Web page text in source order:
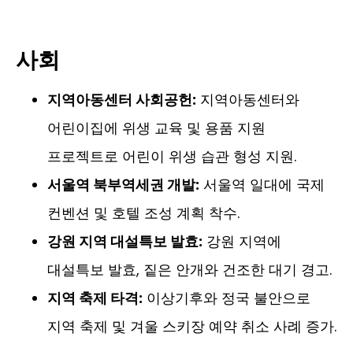
사회
지역아동센터 사회공헌: 지역아동센터와
어린이집에 위생 교육 및 용품 지원
프로젝트로 어린이 위생 습관 형성 지원.
서울역 북부역세권 개발: 서울역 일대에 국제
컨벤션 및 호텔 조성 계획 착수.
강원 지역 대설특보 발효: 강원 지역에
대설특보 발효, 짙은 안개와 건조한 대기 경고.
지역 축제 타격: 이상기후와 정국 불안으로
지역 축제 및 겨울 스키장 예약 취소 사례 증가.